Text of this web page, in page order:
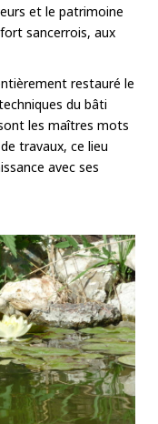
et le patrimoine
sancerrois, aux
restauré le
du bâti
les maîtres mots
travaux, ce lieu
avec ses